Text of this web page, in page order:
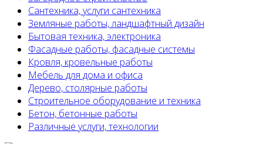
Сантехника, услуги сантехника
Земляные работы, ландшафтный дизайн
Бытовая техника, электроника
Фасадные работы, фасадные системы
Кровля, кровельные работы
Мебель для дома и офиса
Дерево, столярные работы
Строительное оборудование и техника
Бетон, бетонные работы
Различные услуги, технологии